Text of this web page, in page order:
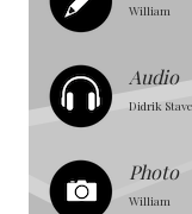
William
Audio
Didrik
Photo
William